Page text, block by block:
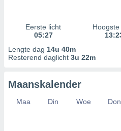
Eerste licht
05:27
Lengte dag 14u 40m
Resterend daglicht 3u 22m
Maanskalender
Maa Din Woe Don